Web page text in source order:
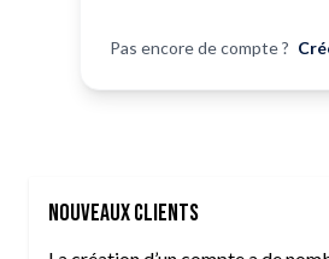
Pas encore de compte ?
Nouveaux clients